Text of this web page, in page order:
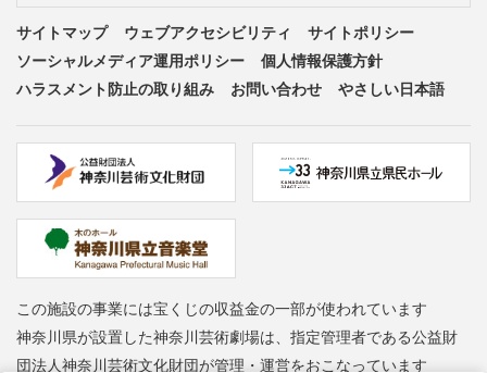
サイトマップ ウェブアクセシビリティ
サイトポリシー
ソーシャルメディア運用ポリシー
個人情報保護方針
ハラスメント防止の取り組み
お問い合わせ やさしい日本語
この施設の事業には宝くじの収益金の一部が使われています
神奈川県が設置した神奈川芸術劇場は、指定管理者である公益財
団法人神奈川芸術文化財団が管理・運営をおこなっています